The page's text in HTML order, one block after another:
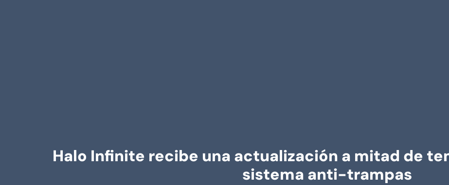
Halo Infinite recibe una actualización a mitad de
sistema anti-trampas